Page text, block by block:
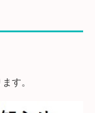
す。